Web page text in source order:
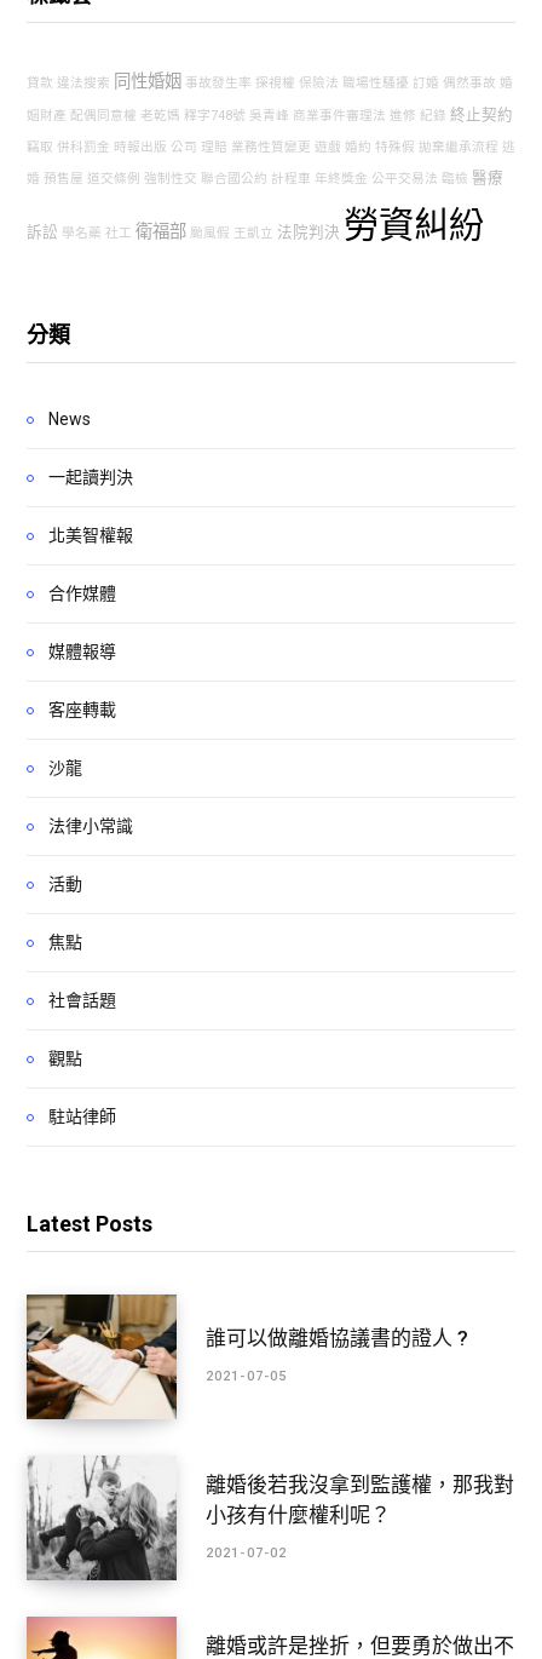
貸款 違法搜索 同性婚姻 事故發生率 探視權 保險法 職場性騷擾 訂婚 偶然事故 婚
姻財產 配偶同意權 老乾媽 釋字748號 吳青峰 商業事件審理法 進修 紀錄 終止契約
竊取 併科罰金 時報出版 公司 理賠 業務性質變更 遊戲 婚約 特殊假 拋棄繼承流程 逃
婚 預售屋 道交條例 強制性交 聯合國公約 計程車 年終獎金 公平交易法 臨檢 醫療
訴訟 學名藥 社工 衛福部 颱風假 王凱立 法院判決 勞資糾紛
分類
News
一起讀判決
北美智權報
合作媒體
媒體報導
客座轉載
沙龍
法律小常識
活動
焦點
社會話題
觀點
駐站律師
Latest Posts
誰可以做離婚協議書的證人 ?
2021-07-05
離婚後若我沒拿到監護權，那我對
小孩有什麼權利呢？
2021-07-02
離婚或許是挫折，但要勇於做出不